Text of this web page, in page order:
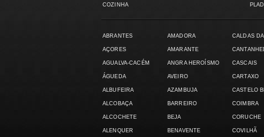
COZINHA
ABRANTES
AÇORES
AGUALVA-CACÉM
ÁGUEDA
ALBUFEIRA
ALCOBAÇA
ALCOCHETE
ALENQUER
AMADORA
AMARANTE
ANGRA HEROÍSMO
AVEIRO
AZAMBUJA
BARREIRO
BEJA
BENAVENTE
CALDAS
CASCAIS
CARTAXO
CASTELO
COIMBRA
CORUCHE
COVILHÃ